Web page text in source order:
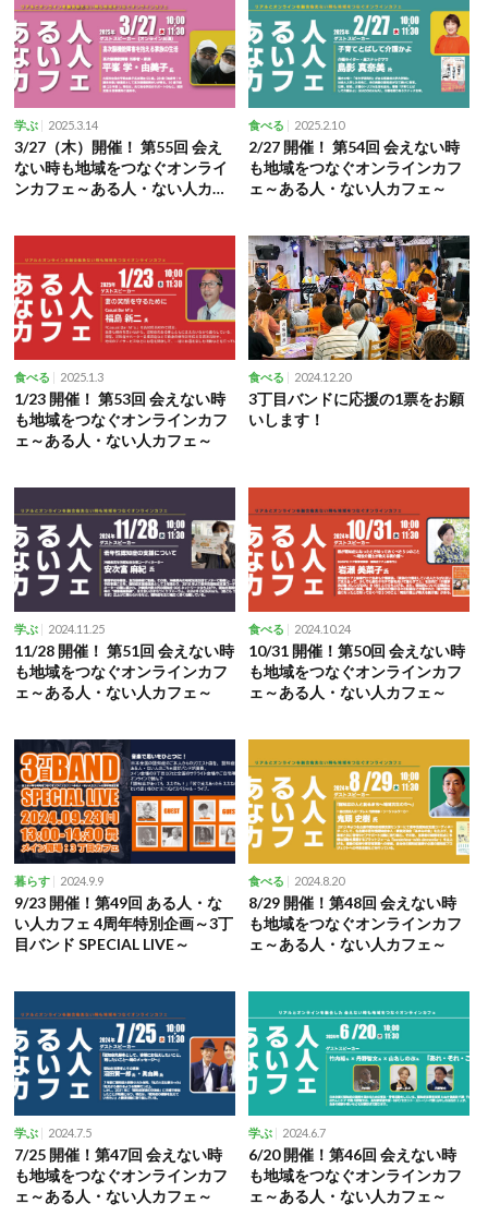
学ぶ 2025.3.14
3/27（木）開催！ 第55回 会え
ない時も地域をつなぐオンライ
ンカフェ～ある人・ない人カフ
食べる 2025.2.10
2/27 開催！ 第54回 会えない時
も地域をつなぐオンラインカフ
ェ～ある人・ない人カフェ～
食べる 2025.1.3
1/23 開催！ 第53回 会えない時
も地域をつなぐオンラインカフ
ェ～ある人・ない人カフェ～
食べる 2024.12.20
3丁目バンドに応援の1票をお願
いします！
学ぶ 2024.11.25
11/28 開催！ 第51回 会えない時
も地域をつなぐオンラインカフ
ェ～ある人・ない人カフェ～
食べる 2024.10.24
10/31 開催！第50回 会えない時
も地域をつなぐオンラインカフ
ェ～ある人・ない人カフェ～
暮らす 2024.9.9
9/23 開催！第49回 ある人・な
い人カフェ 4周年特別企画～3丁
目バンド SPECIAL LIVE～
食べる 2024.8.20
8/29 開催！第48回 会えない時
も地域をつなぐオンラインカフ
ェ～ある人・ない人カフェ～
学ぶ 2024.7.5
7/25 開催！第47回 会えない時
も地域をつなぐオンラインカフ
ェ～ある人・ない人カフェ～
学ぶ 2024.6.7
6/20 開催！第46回 会えない時
も地域をつなぐオンラインカフ
ェ～ある人・ない人カフェ～